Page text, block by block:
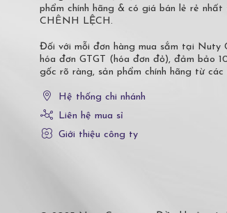
phẩm chính hãng & có giá bán lẻ rẻ
CHÊNH LỆCH.
Đối với mỗi đơn hàng mua sắm tại Nuty
hóa đơn GTGT (hóa đơn đỏ), đảm bảo
gốc rõ ràng, sản phẩm chính hãng từ các
Hệ thống chi nhánh
Liên hệ mua sỉ
Giới thiệu công ty